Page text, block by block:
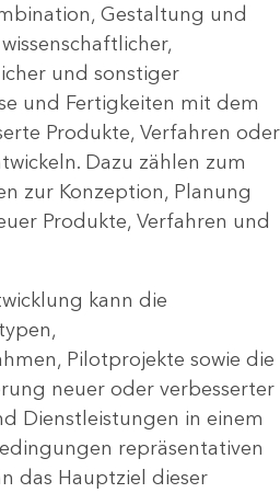
Gestaltung und
und sonstiger
und Fertigkeiten mit dem
Produkte, Verfahren oder
Dazu zählen zum
zur Konzeption, Planung
Produkte, Verfahren und
kann die
Pilotprojekte sowie die
neuer oder verbesserter
Dienstleistungen in einem
repräsentativen
das Hauptziel dieser